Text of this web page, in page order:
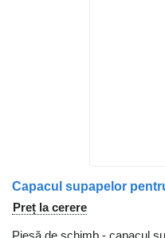
Capacul supapelor
Preț la cerere